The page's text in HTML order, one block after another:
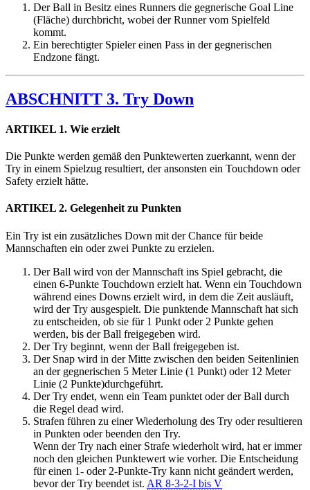
Der Ball in Besitz eines Runners die gegnerische Goal Line
(Fläche) durchbricht, wobei der Runner vom Spielfeld
kommt.
Ein berechtigter Spieler einen Pass in der gegnerischen
Endzone fängt.
ABSCHNITT 3. Try Down
ARTIKEL 1. Wie erzielt
Die Punkte werden gemäß den Punktewerten zuerkannt, wenn der
Try in einem Spielzug resultiert, der ansonsten ein Touchdown oder
Safety erzielt hätte.
ARTIKEL 2. Gelegenheit zu Punkten
Ein Try ist ein zusätzliches Down mit der Chance für beide
Mannschaften ein oder zwei Punkte zu erzielen.
Der Ball wird von der Mannschaft ins Spiel gebracht, die
einen 6-Punkte Touchdown erzielt hat. Wenn ein Touchdown
während eines Downs erzielt wird, in dem die Zeit ausläuft,
wird der Try ausgespielt. Die punktende Mannschaft hat sich
zu entscheiden, ob sie für 1 Punkt oder 2 Punkte gehen
werden, bis der Ball freigegeben wird.
Der Try beginnt, wenn der Ball freigegeben ist.
Der Snap wird in der Mitte zwischen den beiden Seitenlinien
an der gegnerischen 5 Meter Linie (1 Punkt) oder 12 Meter
Linie (2 Punkte)durchgeführt.
Der Try endet, wenn ein Team punktet oder der Ball durch
die Regel dead wird.
Strafen führen zu einer Wiederholung des Try oder resultieren
in Punkten oder beenden den Try.
Wenn der Try nach einer Strafe wiederholt wird, hat er immer
noch den gleichen Punktewert wie vorher. Die Entscheidung
für einen 1- oder 2-Punkte-Try kann nicht geändert werden,
bevor der Try beendet ist. AR 8-3-2-I bis V